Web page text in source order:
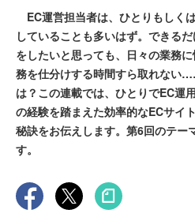
EC運営担当者は、ひとりもしく
していることも多いはず。できる
をしたいと思っても、日々の業務
務を仕分けする時間すら取れない
は？この連載では、ひとりでEC運
の経験を踏まえた効率的なECサイ
秘訣をお伝えします。第6回のテー
す。